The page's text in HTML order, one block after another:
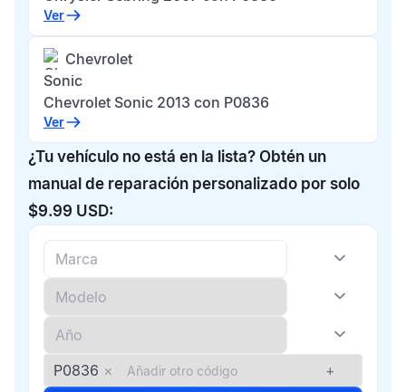
Ver
Chevrolet
Sonic
Chevrolet Sonic 2013 con P0836
Ver
¿Tu vehículo no está en la lista? Obtén un
manual de reparación personalizado por solo
$9.99 USD:
P0836 × +